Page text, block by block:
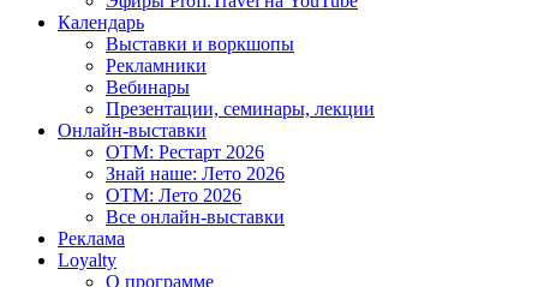
Календарь
Выставки и воркшопы
Рекламники
Вебинары
Презентации, семинары, лекции
Онлайн-выставки
OTM: Рестарт 2026
Знай наше: Лето 2026
OTM: Лето 2026
Все онлайн-выставки
Реклама
Loyalty
О программе